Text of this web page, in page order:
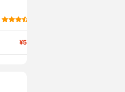
¥5,999